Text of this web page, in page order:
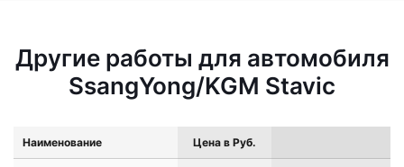
Другие работы для автомобиля
SsangYong/KGM Stavic
Наименование Цена в Руб.